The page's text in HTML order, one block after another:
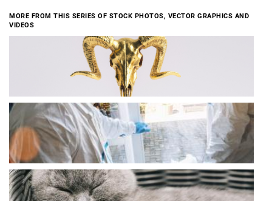
MORE FROM THIS SERIES OF STOCK PHOTOS, VECTOR GRAPHICS AND
VIDEOS